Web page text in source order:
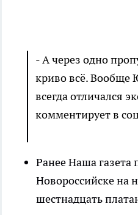
- А через одно
криво всё.
всегда отличался
комментирует в
Ранее Наша газета
Новороссийске на
шестнадцать